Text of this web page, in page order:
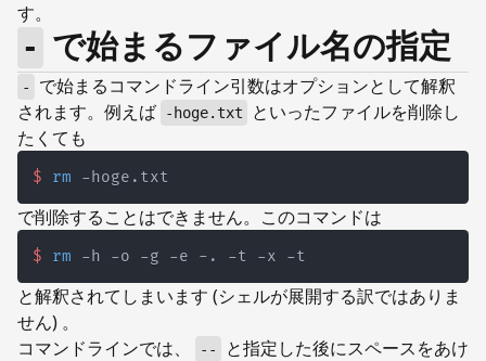
す。
- で始まるファイル名の指定
-
で始まるコマンドライン引数はオプションとして解釈
されます。例えば
-hoge.txt
といったファイルを削除し
たくても
$ rm -hoge.txt
で削除することはできません。このコマンドは
$ rm -h -o -g -e -. -t -x -t
と解釈されてしまいます (シェルが展開する訳ではありま
せん) 。
コマンドラインでは、
--
と指定した後にスペースをあけ